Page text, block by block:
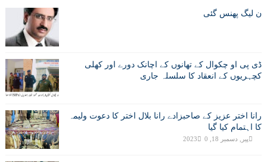
ن لیگ پھنس گئی
ڈی پی او چکوال کے تھانوں کے اچانک دورے اور کھلی
کچہریوں کے انعقاد کا سلسلہ جاری
رانا اختر عزیز کے صاحبزادے رانا بلال اختر کا دعوت ولیمہ
کا اہتمام کیا گیا
پیر, دسمبر 18, 2023 0